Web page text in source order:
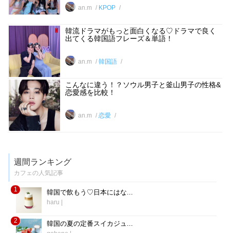
an.m KPOP
韓流ドラマがもっと面白くなる♡ドラマで良く
出てくる韓国語フレーズ＆単語！
an.m 韓国語
こんなに違う！？ソウル男子と釜山男子の性格&
恋愛感を比較！
an.m 恋愛
週間ランキング
カフェの人気記事
1 韓国で飲もう♡日本にはな...
haru
2 韓国の夏の定番スイカジュ...